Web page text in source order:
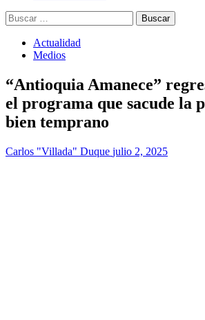
Buscar:
Actualidad
Medios
“Antioquia Amanece”
el programa que sacude la
bien temprano
Carlos "Villada" Duque julio 2, 2025